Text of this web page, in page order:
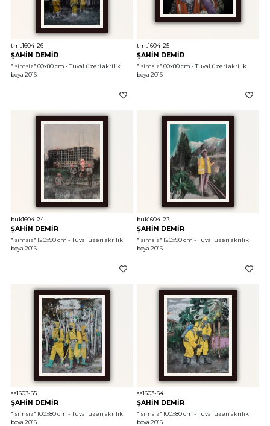
tms1604-26
ŞAHİN DEMİR
"İsimsiz" 60x80 cm - Tuval üzeri akrilik
boya 2016
tms1604-25
ŞAHİN DEMİR
"İsimsiz" 60x80 cm - Tuval üzeri akrilik
boya 2016
buk1604-24
ŞAHİN DEMİR
"İsimsiz" 120x90 cm - Tuval üzeri akrilik
boya 2016
buk1604-23
ŞAHİN DEMİR
"İsimsiz" 120x90 cm - Tuval üzeri akrilik
boya 2016
aa1603-65
ŞAHİN DEMİR
"İsimsiz" 100x80 cm - Tuval üzeri akrilik
boya 2016
aa1603-64
ŞAHİN DEMİR
"İsimsiz" 100x80 cm - Tuval üzeri akrilik
boya 2016